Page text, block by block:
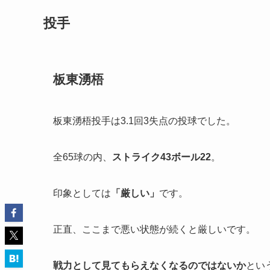
投手
板東湧梧
板東湧梧投手は3.1回3失点の投球でした。
全65球の内、 ストライク43ボール22。
印象としては 「 厳しい」 です。
正直、ここまで悪い状態が続くと厳しいです。
戦力として見てもらえなくなるのではないかとい